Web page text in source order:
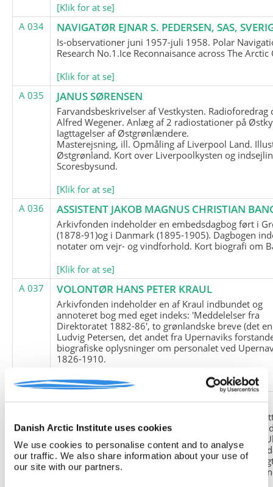
Danish Arctic Institute uses cookies
We use cookies to personalise content and to analyse
our traffic. We also share information about your use of
our site with our partners.
[Klik for at se]
A 034
NAVIGATØR EJNAR S. PEDERSEN, SAS,
Is-observationer juni 1957-juli 1958. Polar
Research No.1.Ice Reconnaisance across The Arctic
[Klik for at se]
A 035
JANUS SØRENSEN
Farvandsbeskrivelser af Vestkysten. Radioforedrag
Alfred Wegener. Anlæg af 2 radiostationer på
Iagttagelser af Østgrønlændere.
Masterejsning, ill. Opmåling af Liverpool Land.
Østgrønland. Kort over Liverpoolkysten og
Scoresbysund.
[Klik for at se]
A 036
ASSISTENT JAKOB MAGNUS CHRISTIAN
Arkivfonden indeholder en embedsdagbog ført i
(1878-91)og i Danmark (1895-1905). Dagbogen
notater om vejr- og vindforhold. Kort biografi om
[Klik for at se]
A 037
VOLONTØR HANS PETER KRAUL
Arkivfonden indeholder en af Kraul indbundet og
annoteret bog med eget indeks: 'Meddelelser fra
Direktoratet 1882-86', to grønlandske breve (det
Ludvig Petersen, det andet fra Upernaviks
biografiske oplysninger om personalet ved
1826-1910.
[Klik for at se]
A 038
FRIEDRICH LITTMANN
Denne arkivfond indeholder en kopi af Friedrich
upublicerede erindringer. Originalen befinder sig i
tyske historiker Franz Selingers privatarkiv i byen
Tyskland. Friedrich Littmann var en af de tyske
der var med i vejrstationen "Holzauge" i Hansa
Nordøstgrønland under Anden Verdenskrig.